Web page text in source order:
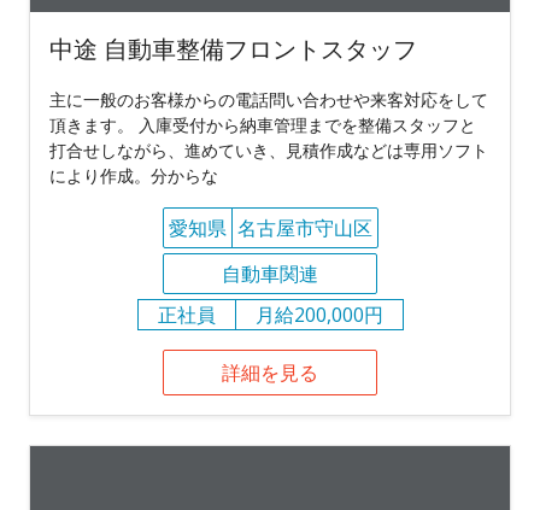
中途 自動車整備フロントスタッフ
主に一般のお客様からの電話問い合わせや来客対応をして
頂きます。 入庫受付から納車管理までを整備スタッフと
打合せしながら、進めていき、見積作成などは専用ソフト
により作成。分からな
愛知県 名古屋市守山区
自動車関連
正社員
月給200,000円
詳細を見る